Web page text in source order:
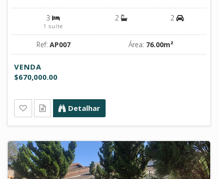
3
1 suíte
2 2
Ref: AP007 Área: 76.00m²
VENDA
$670,000.00
Detalhar